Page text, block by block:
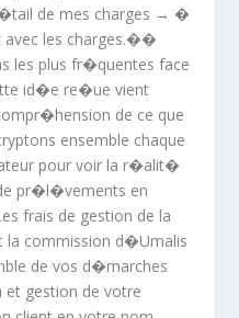
de mes charges → �
les charges.��
les plus fr�quentes face
id�e re�ue vient
de ce que
ensemble chaque
pour voir la r�alit�
pr�l�vements en
frais de gestion de la
commission d�Umalis
de vos d�marches
gestion de votre